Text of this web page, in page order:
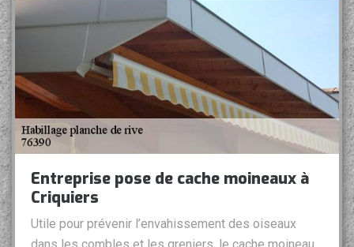
Entreprise pose de cache moineaux à
Criquiers
Utile pour prévenir l’envahissement des oiseaux